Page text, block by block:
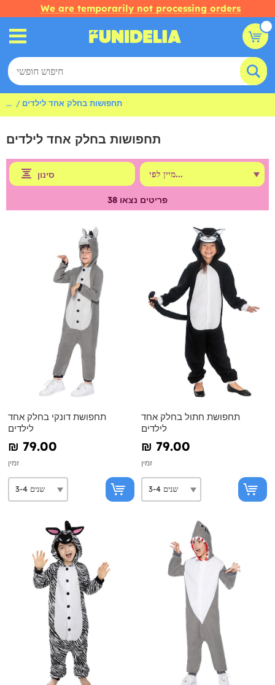
We are temporarily not processing orders
... תחפושות בחלק אחד לילדים
תחפושות בחלק אחד לילדים
סינון
38 פריטים נצאו
תחפושת דונקי בחלק אחד
לילדים
₪‎ 79.00
זמין
תחפושת חתול בחלק אחד
לילדים
₪‎ 79.00
זמין